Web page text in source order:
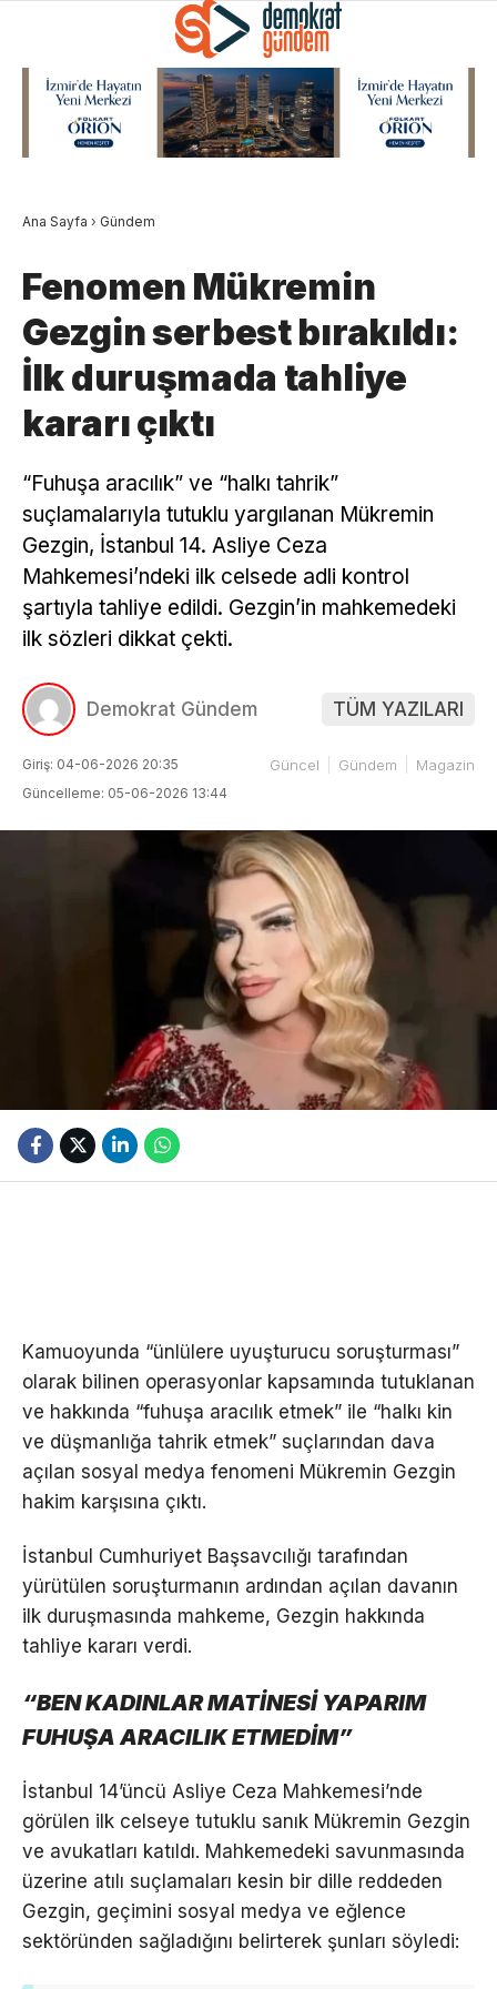
Ana Sayfa › Gündem
Fenomen Mükremin
Gezgin serbest bırakıldı:
İlk duruşmada tahliye
kararı çıktı
“Fuhuşa aracılık” ve “halkı tahrik”
suçlamalarıyla tutuklu yargılanan Mükremin
Gezgin, İstanbul 14. Asliye Ceza
Mahkemesi’ndeki ilk celsede adli kontrol
şartıyla tahliye edildi. Gezgin’in mahkemedeki
ilk sözleri dikkat çekti.
Demokrat Gündem TÜM YAZILARI
Giriş: 04-06-2026 20:35
Güncelleme: 05-06-2026 13:44
Güncel Gündem Magazin
Kamuoyunda “ünlülere uyuşturucu soruşturması”
olarak bilinen operasyonlar kapsamında tutuklanan
ve hakkında “fuhuşa aracılık etmek” ile “halkı kin
ve düşmanlığa tahrik etmek” suçlarından dava
açılan sosyal medya fenomeni Mükremin Gezgin
hakim karşısına çıktı.
İstanbul Cumhuriyet Başsavcılığı tarafından
yürütülen soruşturmanın ardından açılan davanın
ilk duruşmasında mahkeme, Gezgin hakkında
tahliye kararı verdi.
“BEN KADINLAR MATİNESİ YAPARIM
FUHUŞA ARACILIK ETMEDİM”
İstanbul 14’üncü Asliye Ceza Mahkemesi’nde
görülen ilk celseye tutuklu sanık Mükremin Gezgin
ve avukatları katıldı. Mahkemedeki savunmasında
üzerine atılı suçlamaları kesin bir dille reddeden
Gezgin, geçimini sosyal medya ve eğlence
sektöründen sağladığını belirterek şunları söyledi: